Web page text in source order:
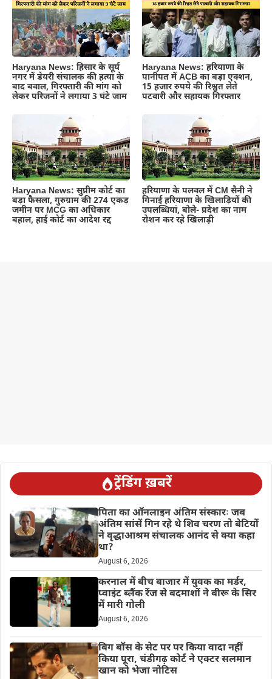
Haryana News: हिसार के सूर्य
नगर में डेयरी संचालक की हत्या के
बाद बवाल, गिरफ्तारी की मांग को
लेकर परिजनों ने लगाया 3 घंटे जाम
Haryana News: हरियाणा के
पानीपत में ACB का बड़ा एक्शन,
15 हजार रुपये की रिश्वत लेते
पटवारी और सहायक गिरफ्तार
Haryana News: सुप्रीम कोर्ट का
बड़ा फैसला, गुरुग्राम की 274 एकड़
जमीन पर MCG का अधिकार
बहाल, हाई कोर्ट का आदेश रद्द
हरियाणा के पलवल में CM सैनी ने
गिनाई हरियाणा के खिलाड़ियों की
उपलब्धियां, बोले- प्रदेश का नाम
रोशन कर रहे खिलाड़ी
ट्रेंडिंग ख़बरें
पिता का ऑनलाइन अंतिम संस्कारः जब
अंतिम सांसें गिन रहे थे शिव चरण तो बेटियों
ने वृद्धाआश्रम संचालक आनंद से क्या कहा
था?
August 6, 2026
करनाल में बीच बाजार में युवक का मर्डर,
प्वाइंट ब्लैंक रेंज से बदमाशों ने बीरू के सिर
में मारी गोली
August 6, 2026
बिग बॉस के सेट पर पर किया वादा नहीं
किया पूरा, चंडीगढ़ कोर्ट ने एक्टर सलमान
खान को भेजा नोटिस